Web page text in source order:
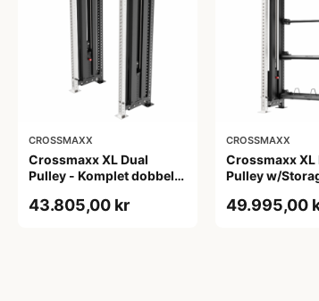
CROSSMAXX
Crossmaxx XL Dual
Pulley - Komplet dobbelt
vægtstak og 32
43.805,00 kr
CROSSMAXX
Crossmaxx XL
Pulley w/
til funktionel
49.995,00